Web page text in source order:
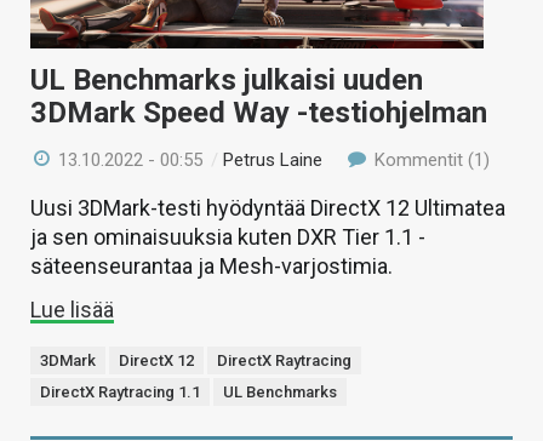
HAKU
UL Benchmarks julkaisi uuden
3DMark Speed Way -testiohjelman
13.10.2022 - 00:55 / Petrus Laine Kommentit (1)
Uusi 3DMark-testi hyödyntää DirectX 12 Ultimatea
ja sen ominaisuuksia kuten DXR Tier 1.1 -
säteenseurantaa ja Mesh-varjostimia.
Lue lisää
3DMark DirectX 12
DirectX Raytracing
DirectX Raytracing 1.1
UL Benchmarks